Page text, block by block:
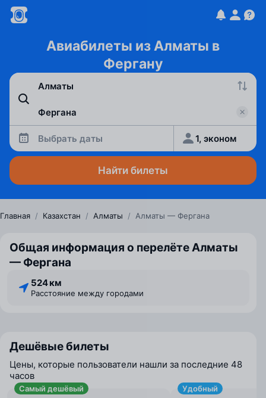
Авиабилеты из Алматы в
Фергану
Выбрать даты 1, эконом
Найти билеты
Главная / Казахстан / Алматы / Алматы — Фергана
Общая информация о перелёте Алматы
— Фергана
524 км
Расстояние между городами
Дешёвые билеты
Цены, которые пользователи нашли за последние 48
часов
Самый дешёвый Удобный